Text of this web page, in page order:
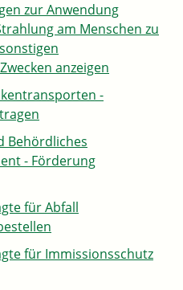
zur Anwendung
am Menschen zu
anzeigen
-
Behördliches
- Förderung
für Abfall
für Immissionsschutz